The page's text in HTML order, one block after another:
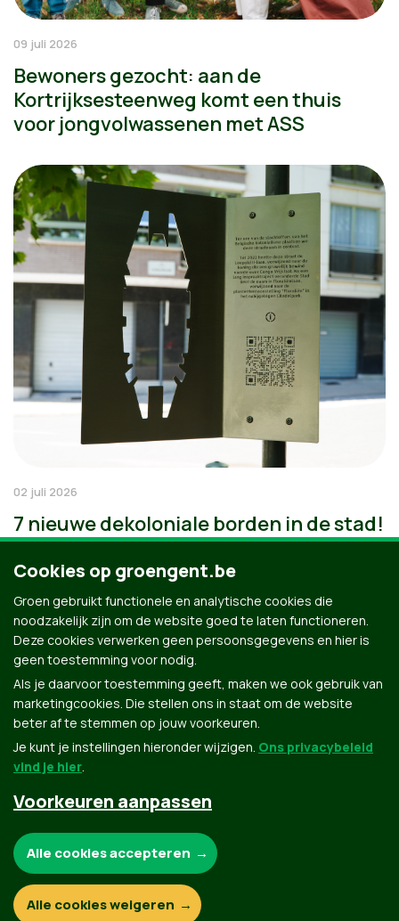
09 juli 2026
Bewoners gezocht: aan de
Kortrijksesteenweg komt een thuis
voor jongvolwassenen met ASS
02 juli 2026
7 nieuwe dekoloniale borden in de stad!
Groen.be
Contact Privacybeleid
Cookies op groengent.be
Groen gebruikt functionele en analytische cookies die
noodzakelijk zijn om de website goed te laten functioneren.
Deze cookies verwerken geen persoonsgegevens en hier is
geen toestemming voor nodig.
Als je daarvoor toestemming geeft, maken we ook gebruik van
marketingcookies. Die stellen ons in staat om de website
beter af te stemmen op jouw voorkeuren.
Je kunt je instellingen hieronder wijzigen. Ons privacybeleid
vind je hier.
Voorkeuren aanpassen
Functionele en analytische cookies:
Alle cookies accepteren
Alle cookies weigeren